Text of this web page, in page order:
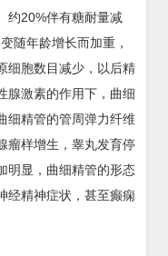
约20%伴有糖耐量减
随年龄增长而加重，
细胞数目减少，以后精
腺激素的作用下，曲细
细精管的管周弹力纤维
瘤样增生，睾丸发育停
明显，曲细精管的形态
经精神症状，甚至癫痫